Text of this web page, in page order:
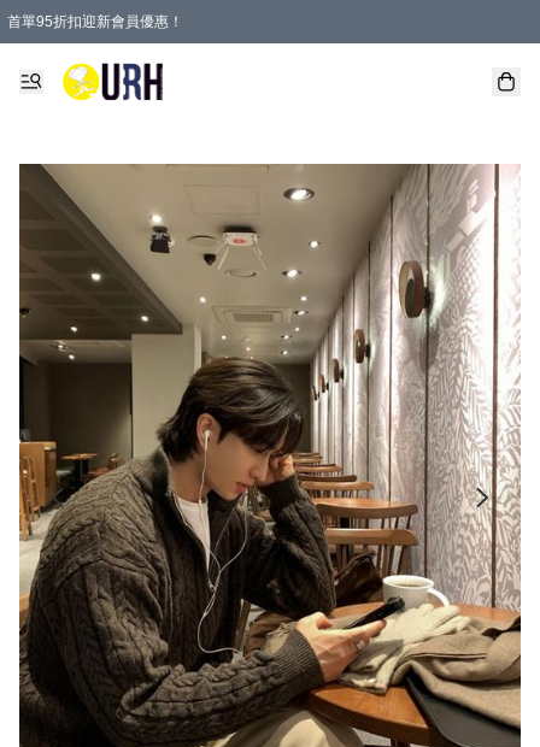
首單95折扣迎新會員優惠！
特選會員可享全單低至 95 折優惠！
單一訂單滿HKD600(澳門HKD800)包郵寄順豐送到家。